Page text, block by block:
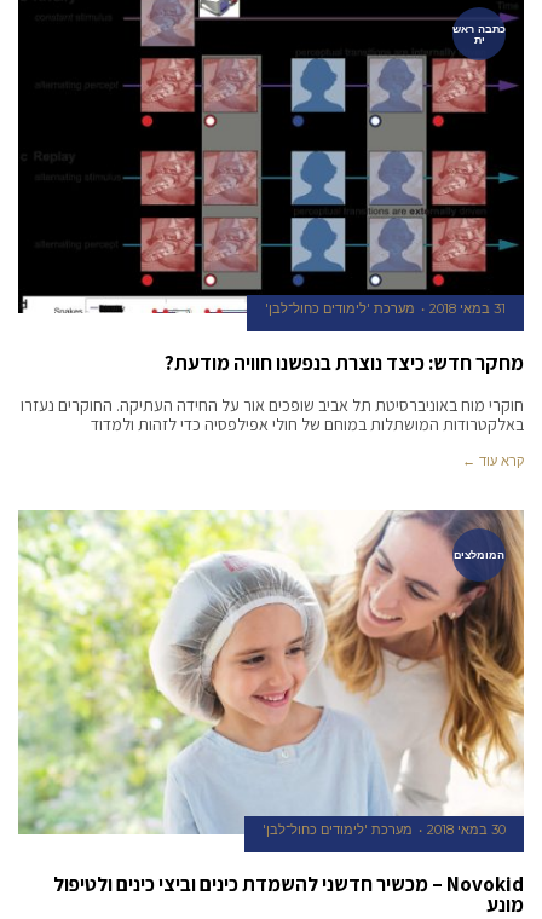
כתבה ראש
ית
31 במאי 2018 מערכת 'לימודים כחול־לבן'
מחקר חדש: כיצד נוצרת בנפשנו חוויה מודעת?
חוקרי מוח באוניברסיטת תל אביב שופכים אור על החידה העתיקה. החוקרים נעזרו
באלקטרודות המושתלות במוחם של חולי אפילפסיה כדי לזהות ולמדוד
קרא עוד ←
המומלצים
30 במאי 2018 מערכת 'לימודים כחול־לבן'
Novokid – מכשיר חדשני להשמדת כינים וביצי כינים ולטיפול
מונע